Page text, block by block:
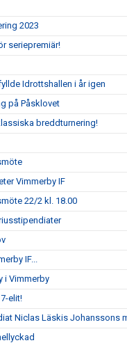
2023
seriepremiär!
Idrottshallen i år igen
på Påsklovet
breddturnering!
Vimmerby IF
22/2 kl. 18.00
IF...
i Vimmerby
elit!
Niclas Läskis Johanssons